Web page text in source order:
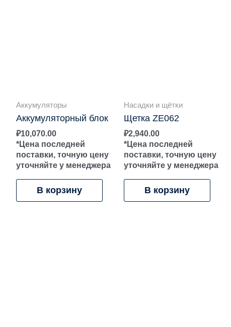
Аккумуляторы
Аккумуляторный блок
₽10,070.00
*Цена последней
поставки, точную цену
уточняйте у менеджера
В корзину
Насадки и щётки
Щетка ZE062
₽2,940.00
*Цена последней
поставки, точную цену
уточняйте у менеджера
В корзину